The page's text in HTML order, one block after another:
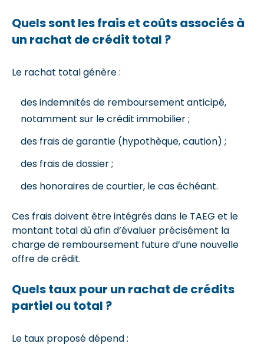
Quels sont les frais et coûts associés à
un rachat de crédit total ?
Le rachat total génère :
des indemnités de remboursement anticipé,
notamment sur le crédit immobilier ;
des frais de garantie (hypothèque, caution) ;
des frais de dossier ;
des honoraires de courtier, le cas échéant.
Ces frais doivent être intégrés dans le TAEG et le
montant total dû afin d’évaluer précisément la
charge de remboursement future d’une nouvelle
offre de crédit.
Quels taux pour un rachat de crédits
partiel ou total ?
Le taux proposé dépend :